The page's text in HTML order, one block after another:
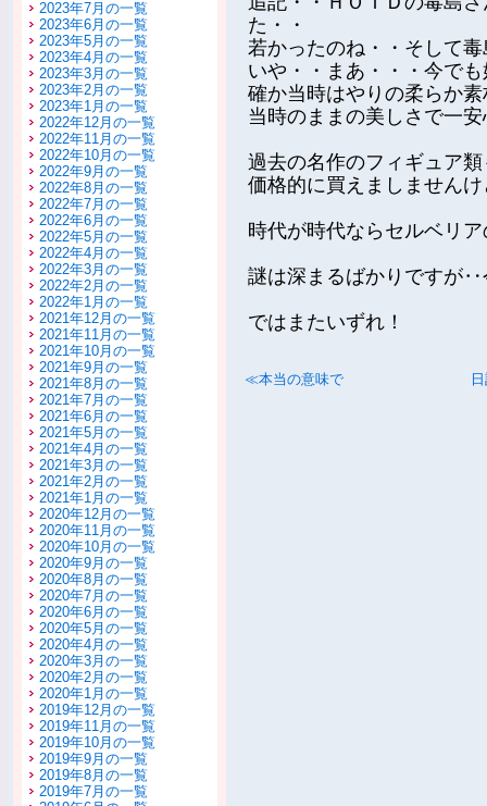
2023年7月の一覧
2023年6月の一覧
2023年5月の一覧
2023年4月の一覧
2023年3月の一覧
2023年2月の一覧
2023年1月の一覧
2022年12月の一覧
2022年11月の一覧
2022年10月の一覧
2022年9月の一覧
2022年8月の一覧
2022年7月の一覧
2022年6月の一覧
2022年5月の一覧
2022年4月の一覧
2022年3月の一覧
2022年2月の一覧
2022年1月の一覧
2021年12月の一覧
2021年11月の一覧
2021年10月の一覧
2021年9月の一覧
2021年8月の一覧
2021年7月の一覧
2021年6月の一覧
2021年5月の一覧
2021年4月の一覧
2021年3月の一覧
2021年2月の一覧
2021年1月の一覧
2020年12月の一覧
2020年11月の一覧
2020年10月の一覧
2020年9月の一覧
2020年8月の一覧
2020年7月の一覧
2020年6月の一覧
2020年5月の一覧
2020年4月の一覧
2020年3月の一覧
2020年2月の一覧
2020年1月の一覧
2019年12月の一覧
2019年11月の一覧
2019年10月の一覧
2019年9月の一覧
2019年8月の一覧
2019年7月の一覧
た・・
若かったのね・・そして
いや・・まあ・・・今で
確か当時はやりの柔らか
当時のままの美しさで一
過去の名作のフィギュア
価格的に買えましません
時代が時代ならセルベリ
謎は深まるばかりですが‥
ではまたいずれ！
≪本当の意味で